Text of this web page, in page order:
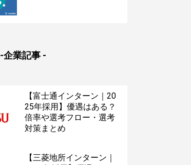
-企業記事 -
【富士通インターン｜20
25年採用】優遇はある？
倍率や選考フロー・選考
対策まとめ
【三菱地所インターン｜